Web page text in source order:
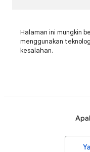
Halaman ini mungkin
menggunakan
kesalahan.
Ya